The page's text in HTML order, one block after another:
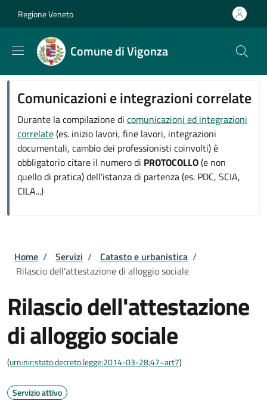
Regione Veneto
Comune di Vigonza
Comunicazioni e integrazioni correlate
Durante la compilazione di comunicazioni ed integrazioni
correlate(es. inizio lavori, fine lavori, integrazioni
documentali, cambio dei professionisti coinvolti) è
obbligatorio citare il numero di PROTOCOLLO(e non
quello di pratica) dell'istanza di partenza (es. PDC, SCIA,
CILA...)
Briciole di pane
Home / Servizi / Catasto e urbanistica /
Rilascio dell'attestazione di alloggio sociale
Rilascio dell'attestazione
di alloggio sociale
(urn:nir:stato:decreto.legge:2014-03-28;47~art7)
Servizio attivo